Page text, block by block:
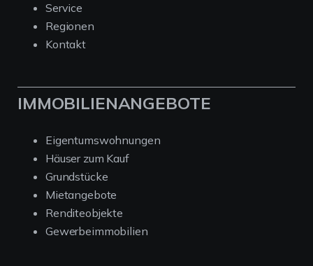
Service
Regionen
Kontakt
IMMOBILIENANGEBOTE
Eigentumswohnungen
Häuser zum Kauf
Grundstücke
Mietangebote
Renditeobjekte
Gewerbeimmobilien